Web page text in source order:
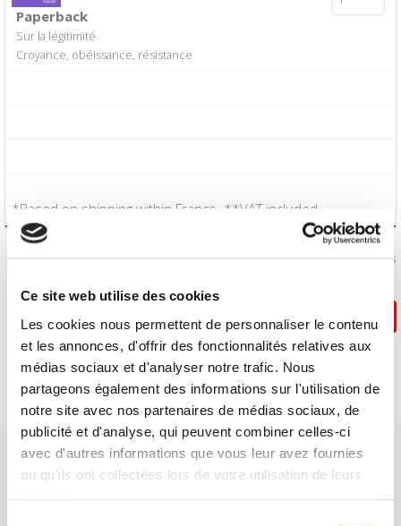
Ce site web utilise des cookies
Les cookies nous permettent de personnaliser le contenu
et les annonces, d'offrir des fonctionnalités relatives aux
médias sociaux et d'analyser notre trafic. Nous
partageons également des informations sur l'utilisation de
notre site avec nos partenaires de médias sociaux, de
publicité et d'analyse, qui peuvent combiner celles-ci
avec d'autres informations que vous leur avez fournies
ou qu'ils ont collectées lors de votre utilisation de leurs
Paperback
Sur la légitimité
Croyance, obéissance, résistance
*Based on shipping within France. **VAT included.
I accept theConditions of Sale: Yes
Continue shopping Proceed to checkout